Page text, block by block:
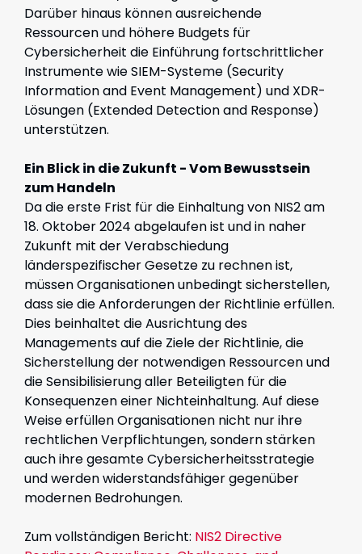
Darüber hinaus können ausreichende
Ressourcen und höhere Budgets für
Cybersicherheit die Einführung fortschrittlicher
Instrumente wie SIEM-Systeme (Security
Information and Event Management) und XDR-
Lösungen (Extended Detection and Response)
unterstützen.
Ein Blick in die Zukunft - Vom Bewusstsein
zum Handeln
Da die erste Frist für die Einhaltung von NIS2 am
18. Oktober 2024 abgelaufen ist und in naher
Zukunft mit der Verabschiedung
länderspezifischer Gesetze zu rechnen ist,
müssen Organisationen unbedingt sicherstellen,
dass sie die Anforderungen der Richtlinie erfüllen.
Dies beinhaltet die Ausrichtung des
Managements auf die Ziele der Richtlinie, die
Sicherstellung der notwendigen Ressourcen und
die Sensibilisierung aller Beteiligten für die
Konsequenzen einer Nichteinhaltung. Auf diese
Weise erfüllen Organisationen nicht nur ihre
rechtlichen Verpflichtungen, sondern stärken
auch ihre gesamte Cybersicherheitsstrategie
und werden widerstandsfähiger gegenüber
modernen Bedrohungen.
Zum vollständigen Bericht: NIS2 Directive